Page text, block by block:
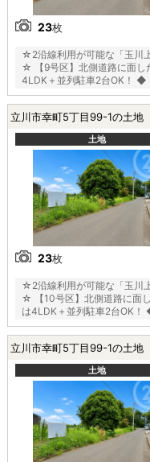
23枚
☆2沿線利用が可能な「玉川
☆ 【9号区】北側道路に面し
4LDK＋並列駐車2台OK！ ◆
談可能◆都市ガス◆
立川市幸町5丁目99-1の土地
土地
23枚
☆2沿線利用が可能な「玉川
☆ 【10号区】北側道路に面
は4LDK＋並列駐車2台OK
相談可能◆都市ガス◆
立川市幸町5丁目99-1の土地
土地